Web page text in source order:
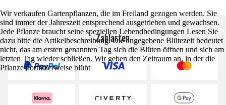
Wir verkaufen Gartenpflanzen, die im Freiland gezogen werden. Sie
sind immer der Jahreszeit entsprechend ausgetrieben und gewachsen.
Jede Pflanze braucht seine speziellen Lebendbedingungen Lesen Sie
dazu bitte die Artikelbeschreibung. Die angegebene Blütezeit bedeutet
nicht, das am ersten genannten Tag sich die Blüten öffnen und sich am
letzten Tag wieder schließen. Wir geben den Zeitraum an, in der die
Pflanze normalerweise blüht
Zahlarten